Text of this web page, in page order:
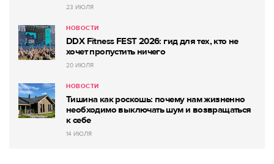
23 ИЮЛЯ
НОВОСТИ
DDX Fitness FEST 2026: гид для тех, кто не
хочет пропустить ничего
20 ИЮЛЯ
НОВОСТИ
Тишина как роскошь: почему нам жизненно
необходимо выключать шум и возвращаться
к себе
14 ИЮЛЯ